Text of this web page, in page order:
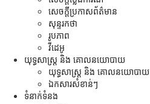
សេចក្ដីប្រកាសព័ត៌មាន
សុន្ទរកថា
រូបភាព
វីដេអូ
យុទ្ធសាស្រ្ត និង គោលនយោបាយ
យុទ្ធសាស្រ្ត និង គោលនយោបាយ
ឯកសារសំខាន់ៗ
ទំនាក់ទំនង